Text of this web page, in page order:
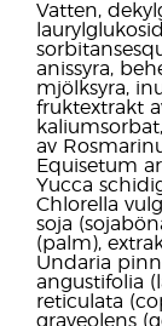
Vatten,
anissyra,
mjölksyra,
fruktextrakt
av
Equisetum
Yucca
Chlorella
soja
(palm),
Undaria
angustifolia
reticulata
graveolens